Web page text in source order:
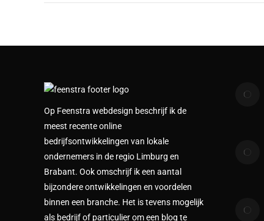
Op Feenstra webdesign beschrijf ik de
meest recente online
bedrijfsontwikkelingen van lokale
ondernemers in de regio Limburg en
Brabant. Ook omschrijf ik een aantal
bijzondere ontwikkelingen en voordelen
binnen een branche. Het is tevens mogelijk
als bedrijf of particulier om een blog te